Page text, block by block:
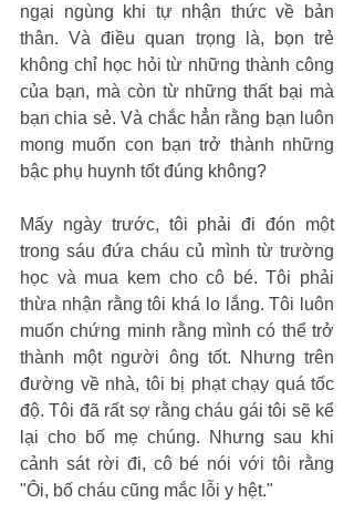
ngại ngùng khi tự nhận thức về bản
thân. Và điều quan trọng là, bọn trẻ
không chỉ học hỏi từ những thành công
của bạn, mà còn từ những thất bại mà
bạn chia sẻ. Và chắc hẳn rằng bạn luôn
mong muốn con bạn trở thành những
bậc phụ huynh tốt đúng không?
Mấy ngày trước, tôi phải đi đón một
trong sáu đứa cháu củ mình từ trường
học và mua kem cho cô bé. Tôi phải
thừa nhận rằng tôi khá lo lắng. Tôi luôn
muốn chứng minh rằng mình có thể trở
thành một người ông tốt. Nhưng trên
đường về nhà, tôi bị phạt chạy quá tốc
độ. Tôi đã rất sợ rằng cháu gái tôi sẽ kể
lại cho bố mẹ chúng. Nhưng sau khi
cảnh sát rời đi, cô bé nói với tôi rằng
"Ôi, bố cháu cũng mắc lỗi y hệt."